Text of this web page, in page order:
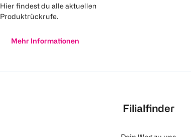
Hier findest du alle aktuellen
Produktrückrufe.
Mehr Informationen
Filialfinder